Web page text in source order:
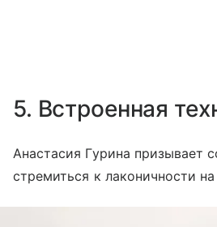
5. Встроенная
Анастасия Гурина призывает
стремиться к лаконичности